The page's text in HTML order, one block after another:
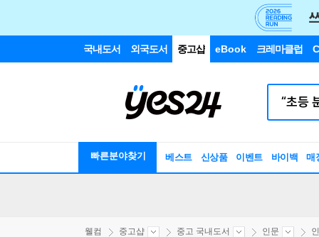
국내도서 외국도서 중고샵 eBook 크레마클럽
빠른분야찾기 베스트 신상품 이벤트 바이백 매
웰컴 중고샵 중고 국내도서 인문